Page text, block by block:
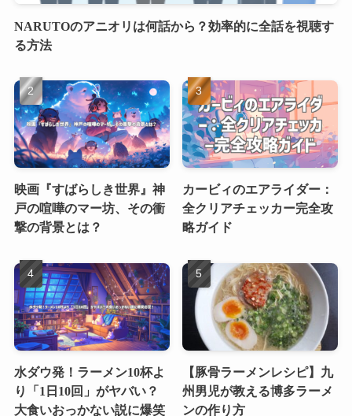
NARUTOのアニオリは何話から？効率的に全話を視聴す
る方法
映画『すばらしき世界』神
戸の喧嘩のマー坊、その衝
撃の背景とは？
カービィのエアライダー：
全クリアチェッカー完全攻
略ガイド
水ダウ発！ラーメン10杯よ
り「1日10回」がヤバい？
大食いおっかない説に爆笑
【豚骨ラーメンレシピ】九
州男児が教える博多ラーメ
ンの作り方